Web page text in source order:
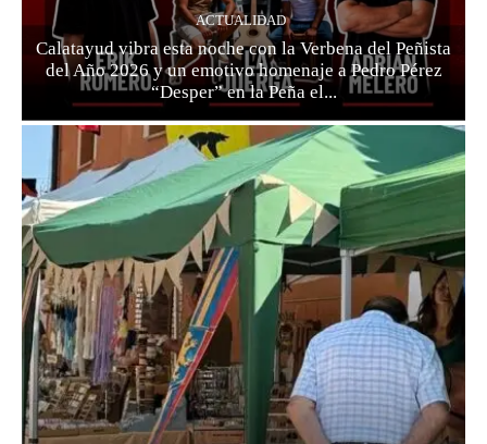
ACTUALIDAD
Calatayud vibra esta noche con la Verbena del Peñista
del Año 2026 y un emotivo homenaje a Pedro Pérez
“Desper” en la Peña el...